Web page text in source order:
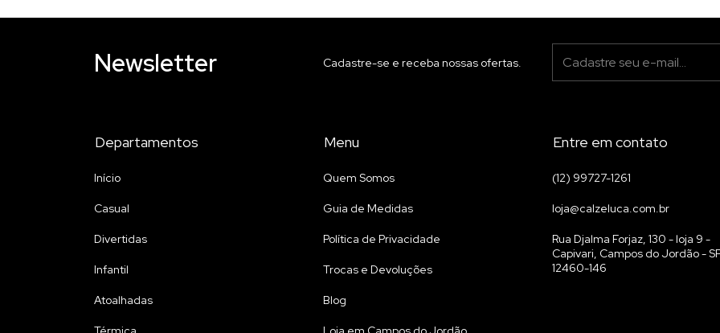
Newsletter Cadastre-se e receba nossas ofertas.
Departamentos
Início
Casual
Divertidas
Infantil
Atoalhadas
Menu
Quem Somos
Guia de Medidas
Política de Privacidade
Trocas e Devoluções
Blog
Entre em contato
(12) 99727-1261
loja@calzeluca.com.br
Rua Djalma Forjaz, 130 - loja 9 -
Capivari, Campos do Jordão -
12460-146